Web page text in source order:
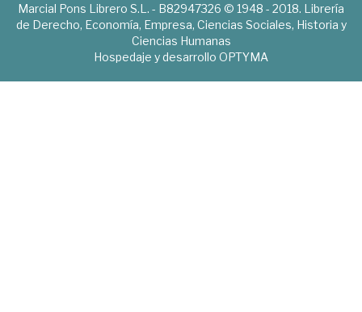
Marcial Pons Librero S.L. - B82947326 © 1948 - 2018. Librería
de Derecho, Economía, Empresa, Ciencias Sociales, Historia y
Ciencias Humanas
Hospedaje y desarrollo OPTYMA